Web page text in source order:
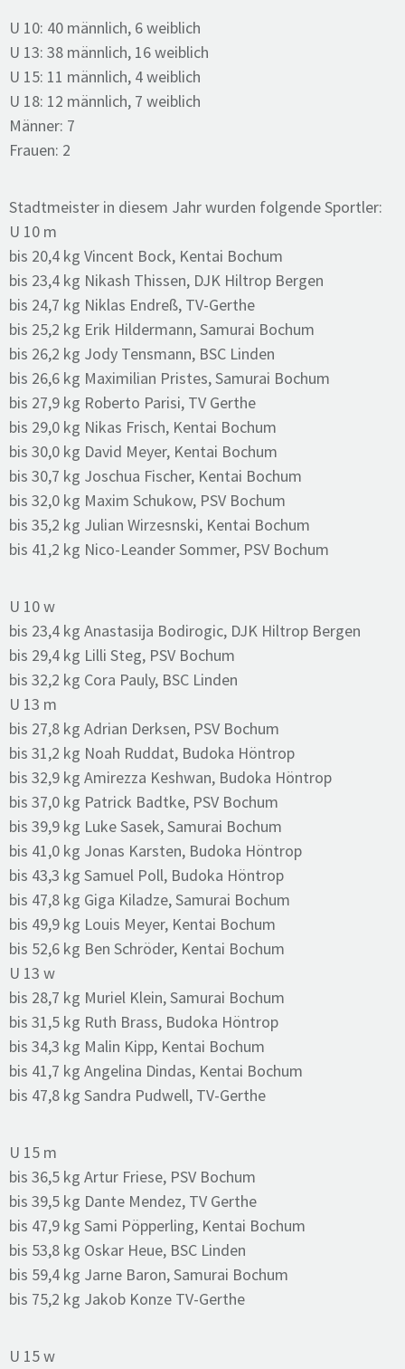
U 10: 40 männlich, 6 weiblich
U 13: 38 männlich, 16 weiblich
U 15: 11 männlich, 4 weiblich
U 18: 12 männlich, 7 weiblich
Männer: 7
Frauen: 2
Stadtmeister in diesem Jahr wurden folgende Sportler:
U 10 m
bis 20,4 kg Vincent Bock, Kentai Bochum
bis 23,4 kg Nikash Thissen, DJK Hiltrop Bergen
bis 24,7 kg Niklas Endreß, TV-Gerthe
bis 25,2 kg Erik Hildermann, Samurai Bochum
bis 26,2 kg Jody Tensmann, BSC Linden
bis 26,6 kg Maximilian Pristes, Samurai Bochum
bis 27,9 kg Roberto Parisi, TV Gerthe
bis 29,0 kg Nikas Frisch, Kentai Bochum
bis 30,0 kg David Meyer, Kentai Bochum
bis 30,7 kg Joschua Fischer, Kentai Bochum
bis 32,0 kg Maxim Schukow, PSV Bochum
bis 35,2 kg Julian Wirzesnski, Kentai Bochum
bis 41,2 kg Nico-Leander Sommer, PSV Bochum
U 10 w
bis 23,4 kg Anastasija Bodirogic, DJK Hiltrop Bergen
bis 29,4 kg Lilli Steg, PSV Bochum
bis 32,2 kg Cora Pauly, BSC Linden
U 13 m
bis 27,8 kg Adrian Derksen, PSV Bochum
bis 31,2 kg Noah Ruddat, Budoka Höntrop
bis 32,9 kg Amirezza Keshwan, Budoka Höntrop
bis 37,0 kg Patrick Badtke, PSV Bochum
bis 39,9 kg Luke Sasek, Samurai Bochum
bis 41,0 kg Jonas Karsten, Budoka Höntrop
bis 43,3 kg Samuel Poll, Budoka Höntrop
bis 47,8 kg Giga Kiladze, Samurai Bochum
bis 49,9 kg Louis Meyer, Kentai Bochum
bis 52,6 kg Ben Schröder, Kentai Bochum
U 13 w
bis 28,7 kg Muriel Klein, Samurai Bochum
bis 31,5 kg Ruth Brass, Budoka Höntrop
bis 34,3 kg Malin Kipp, Kentai Bochum
bis 41,7 kg Angelina Dindas, Kentai Bochum
bis 47,8 kg Sandra Pudwell, TV-Gerthe
U 15 m
bis 36,5 kg Artur Friese, PSV Bochum
bis 39,5 kg Dante Mendez, TV Gerthe
bis 47,9 kg Sami Pöpperling, Kentai Bochum
bis 53,8 kg Oskar Heue, BSC Linden
bis 59,4 kg Jarne Baron, Samurai Bochum
bis 75,2 kg Jakob Konze TV-Gerthe
U 15 w